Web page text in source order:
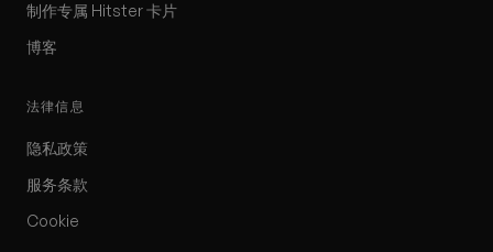
制作专属 Hitster 卡片
博客
法律信息
隐私政策
服务条款
Cookie